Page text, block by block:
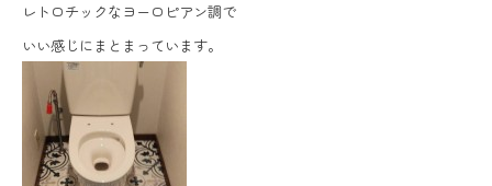
レトロチックなヨーロピアン調で
いい感じにまとまっています。